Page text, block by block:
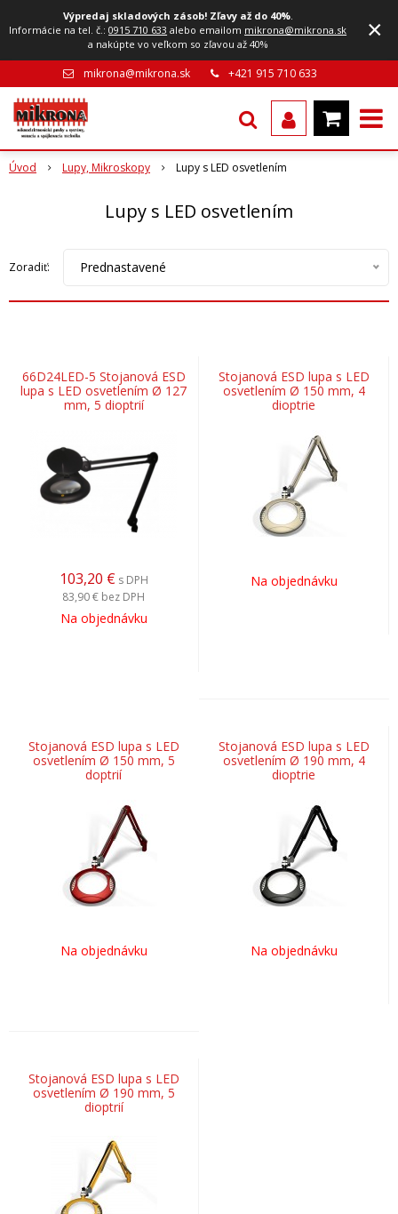
Výpredaj skladových zásob! Zľavy až do 40%.
Informácie na tel. č.:0915 710 633 alebo emailom mikrona@mikrona.sk
a nakúpte vo veľkom so zľavou až 40%
×
mikrona@mikrona.sk +421 915 710 633
Úvod Lupy, Mikroskopy Lupy s LED osvetlením
Lupy s LED osvetlením
Zoradiť: Prednastavené
66D24LED-5 Stojanová ESD
lupa s LED osvetlením Ø 127
mm, 5 dioptrií
103,20 € s DPH
83,90 € bez DPH
Na objednávku
Stojanová ESD lupa s LED
osvetlením Ø 150 mm, 4
dioptrie
Na objednávku
Stojanová ESD lupa s LED
osvetlením Ø 150 mm, 5
doptrií
Na objednávku
Stojanová ESD lupa s LED
osvetlením Ø 190 mm, 4
dioptrie
Na objednávku
Stojanová ESD lupa s LED
osvetlením Ø 190 mm, 5
dioptrií